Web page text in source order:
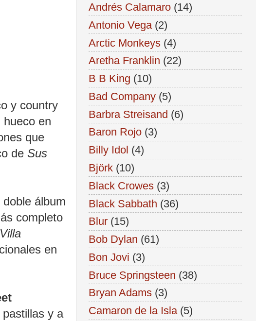
y country
hueco en
que
de Sus
álbum
completo
Villa
en
y a
Andrés Calamaro (14)
Antonio Vega (2)
Arctic Monkeys (4)
Aretha Franklin (22)
B B King (10)
Bad Company (5)
Barbra Streisand (6)
Baron Rojo (3)
Billy Idol (4)
Björk (10)
Black Crowes (3)
Black Sabbath (36)
Blur (15)
Bob Dylan (61)
Bon Jovi (3)
Bruce Springsteen (38)
Bryan Adams (3)
Camaron de la Isla (5)